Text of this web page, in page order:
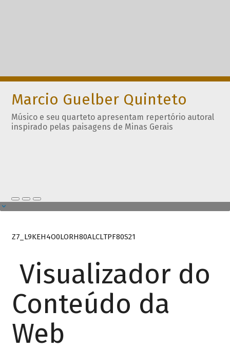
Marcio Guelber Quinteto
Músico e seu quarteto apresentam repertório autoral
inspirado pelas paisagens de Minas Gerais
Z7_L9KEH4O0LORH80ALCLTPF80S21
Visualizador do
Conteúdo da
Web